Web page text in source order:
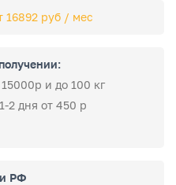
16892 руб / мес
и до 100 кг
1-2 дня от 450 р
РФ